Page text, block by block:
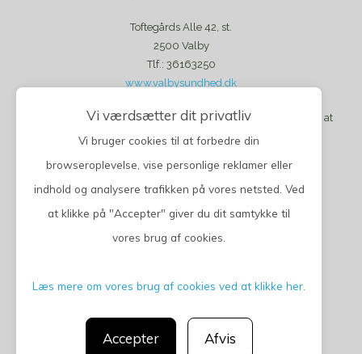
Toftegårds Alle 42, st.
2500 Valby
Tlf.: 36163250
www.valbysundhed.dk
Klinikken har lukket for tilgang af nye patienter. Det forventes at
der igen åbnes op for tilgang primo 2023.
CGM 2020 ©​ | All Rights Reserved
Vi værdsætter dit privatliv
Vi bruger cookies til at forbedre din
browseroplevelse, vise personlige reklamer eller
indhold og analysere trafikken på vores netsted. Ved
at klikke på "Accepter" giver du dit samtykke til
vores brug af cookies.
Læs mere om vores brug af cookies ved at klikke her.
Accepter Afvis